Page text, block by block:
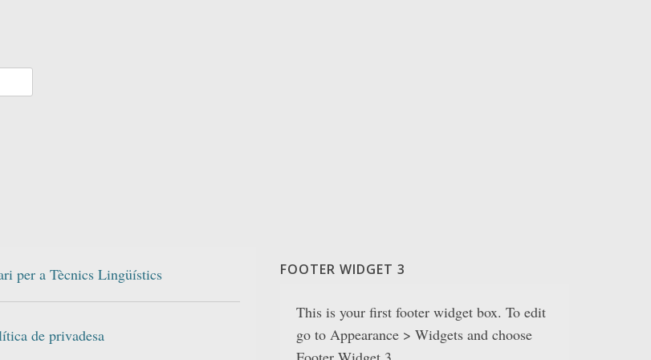
per a Tècnics Lingüístics
de privadesa
FOOTER WIDGET 3
This is your first footer widget box. To edit
go to Appearance > Widgets and choose